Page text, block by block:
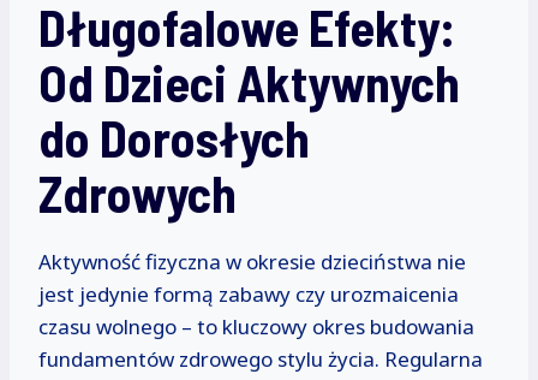
Długofalowe Efekty:
Od Dzieci Aktywnych
do Dorosłych
Zdrowych
Aktywność fizyczna w okresie dzieciństwa nie
jest jedynie formą zabawy czy urozmaicenia
czasu wolnego – to kluczowy okres budowania
fundamentów zdrowego stylu życia. Regularna